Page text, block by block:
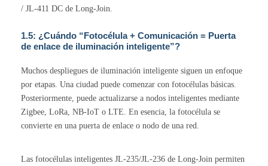
/ JL-411 DC de Long-Join.
1.5: ¿Cuándo “Fotocélula + Comunicación = Puerta
de enlace de iluminación inteligente”?
Muchos despliegues de iluminación inteligente siguen un enfoque
por etapas. Una ciudad puede comenzar con fotocélulas básicas.
Posteriormente, puede actualizarse a nodos inteligentes mediante
Zigbee, LoRa, NB-IoT o LTE. En esencia, la fotocélula se
convierte en una puerta de enlace o nodo de una red.
Las fotocélulas inteligentes JL-235/JL-236 de Long-Join permiten